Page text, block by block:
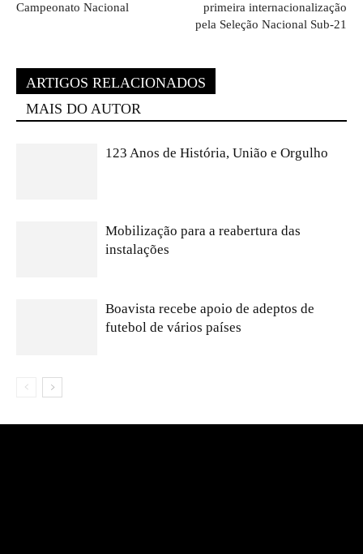
Campeonato Nacional
primeira internacionalização
pela Seleção Nacional Sub-21
ARTIGOS RELACIONADOS
MAIS DO AUTOR
123 Anos de História, União e Orgulho
Mobilização para a reabertura das
instalações
Boavista recebe apoio de adeptos de
futebol de vários países